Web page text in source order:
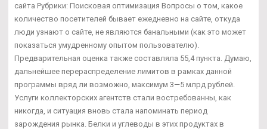
сайта Рубрики: Поисковая оптимизация Вопросы о том, какое
количество посетителей бывает ежедневно на сайте, откуда
люди узнают о сайте, не являются банальными (как это может
показаться умудренному опытом пользователю).
Предварительная оценка также составляла 55,4 пункта. Думаю,
дальнейшее перераспределение лимитов в рамках данной
программы вряд ли возможно, максимум 3—5 млрд рублей.
Услуги коллекторских агентств стали востребованны, как
никогда, и ситуация вновь стала напоминать период
зарождения рынка. Белки и углеводы в этих продуктах в